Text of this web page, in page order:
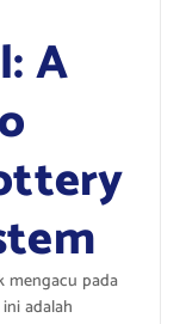
A
mengacu pada
adalah